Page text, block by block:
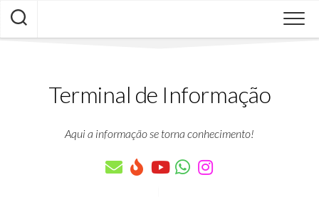
Skip
content
Terminal de Informação
Aqui a informação se torna conhecimento!